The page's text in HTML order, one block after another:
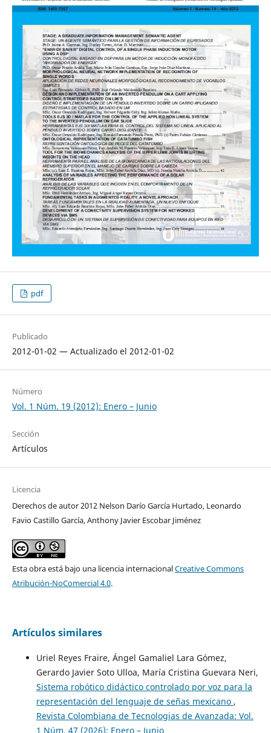
pdf
Publicado
2012-01-02 — Actualizado el 2012-01-02
Número
Vol. 1 Núm. 19 (2012): Enero – Junio
Sección
Artículos
Licencia
Derechos de autor 2012 Nelson Darío García Hurtado, Leonardo
Favio Castillo García, Anthony Javier Escobar Jiménez
Esta obra está bajo una licencia internacionalCreative Commons
Atribución-NoComercial 4.0.
Artículos similares
Uriel Reyes Fraire, Ángel Gamaliel Lara Gómez,
Gerardo Javier Soto Ulloa, María Cristina Guevara Neri,
Sistema robótico didáctico controlado por voz para la
representación del lenguaje de señas mexicano ,
Revista Colombiana de Tecnologias de Avanzada: Vol.
1 Núm. 47 (2026): Enero – Junio